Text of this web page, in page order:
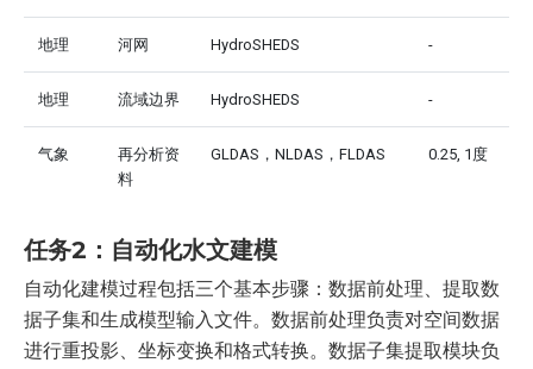
地理 河网 HydroSHEDS -
地理 流域边界 HydroSHEDS -
气象
再分析资
料
GLDAS，NLDAS，FLDAS 0.25, 1度
任务2：自动化水文建模
自动化建模过程包括三个基本步骤：数据前处理、提取数
据子集和生成模型输入文件。数据前处理负责对空间数据
进行重投影、坐标变换和格式转换。数据子集提取模块负